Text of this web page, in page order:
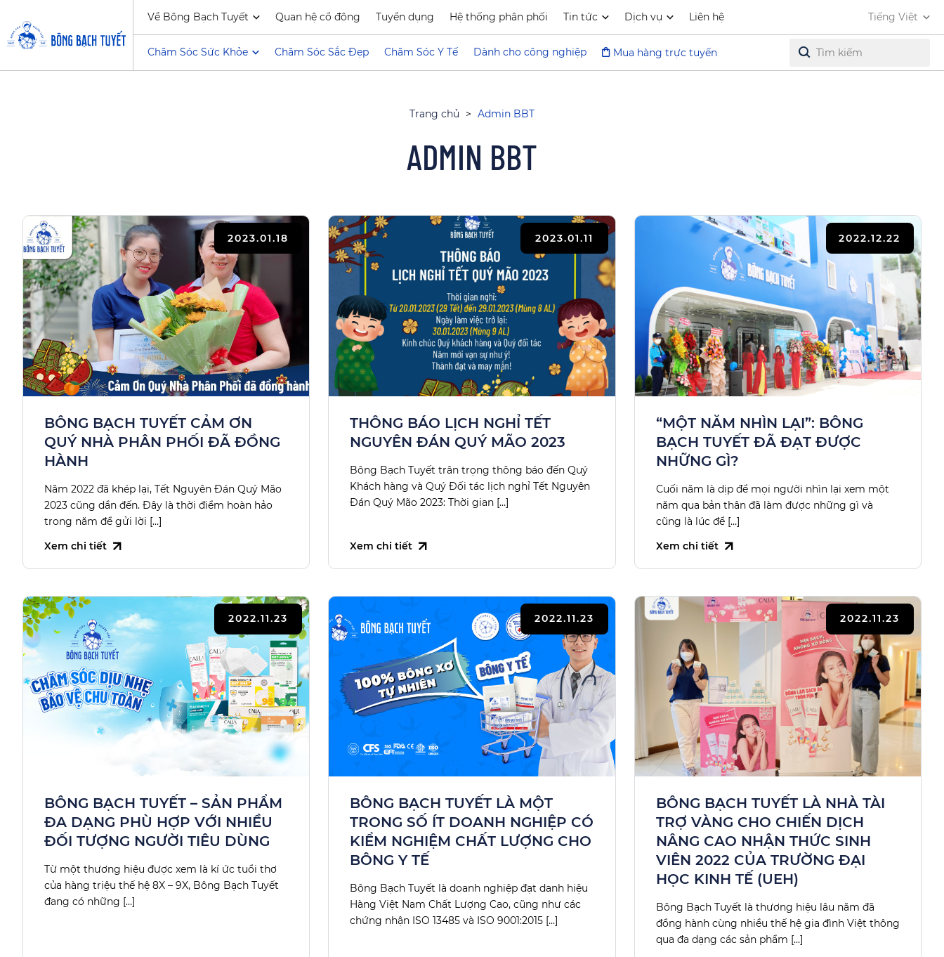
Về Bông Bạch Tuyết Quan hệ cổ đông Tuyển dụng Hệ thống phân phối Tin tức Dịch vụ Liên hệ Tiếng Việt
Chăm Sóc Sức Khỏe Chăm Sóc Sắc Đẹp Chăm Sóc Y Tế Dành cho công nghiệp Mua hàng trực tuyến
Trang chủ > Admin BBT
ADMIN BBT
2023.01.18
BÔNG BẠCH TUYẾT CẢM ƠN
QUÝ NHÀ PHÂN PHỐI ĐÃ ĐỒNG
HÀNH
Năm 2022 đã khép lại, Tết Nguyên Đán Quý Mão
2023 cũng dần đến. Đây là thời điểm hoàn hảo
trong năm để gửi lời […]
Xem chi tiết
2023.01.11
THÔNG BÁO LỊCH NGHỈ TẾT
NGUYÊN ĐÁN QUÝ MÃO 2023
Bông Bạch Tuyết trân trọng thông báo đến Quý
Khách hàng và Quý Đối tác lịch nghỉ Tết Nguyên
Đán Quý Mão 2023: Thời gian […]
Xem chi tiết
2022.12.22
“MỘT NĂM NHÌN LẠI”: BÔNG
BẠCH TUYẾT ĐÃ ĐẠT ĐƯỢC
NHỮNG GÌ?
Cuối năm là dịp để mọi người nhìn lại xem một
năm qua bản thân đã làm được những gì và
cũng là lúc để […]
Xem chi tiết
2022.11.23
BÔNG BẠCH TUYẾT – SẢN PHẨM
ĐA DẠNG PHÙ HỢP VỚI NHIỀU
ĐỐI TƯỢNG NGƯỜI TIÊU DÙNG
Từ một thương hiệu được xem là kí ức tuổi thơ
của hàng triệu thế hệ 8X – 9X, Bông Bạch Tuyết
đang có những […]
2022.11.23
BÔNG BẠCH TUYẾT LÀ MỘT
TRONG SỐ ÍT DOANH NGHIỆP CÓ
KIỂM NGHIỆM CHẤT LƯỢNG CHO
BÔNG Y TẾ
Bông Bạch Tuyết là doanh nghiệp đạt danh hiệu
Hàng Việt Nam Chất Lượng Cao, cũng như các
chứng nhận ISO 13485 và ISO 9001:2015 […]
2022.11.23
BÔNG BẠCH TUYẾT LÀ NHÀ TÀI
TRỢ VÀNG CHO CHIẾN DỊCH
NÂNG CAO NHẬN THỨC SINH
VIÊN 2022 CỦA TRƯỜNG ĐẠI
HỌC KINH TẾ (UEH)
Bông Bạch Tuyết là thương hiệu lâu năm đã
đồng hành cùng nhiều thế hệ gia đình Việt thông
qua đa dạng các sản phẩm […]